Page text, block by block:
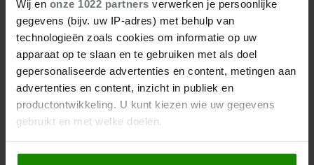
Wij en onze 1022 partners verwerken je persoonlijke
gegevens (bijv. uw IP-adres) met behulp van
technologieën zoals cookies om informatie op uw
apparaat op te slaan en te gebruiken met als doel
gepersonaliseerde advertenties en content, metingen aan
advertenties en content, inzicht in publiek en
productontwikkeling. U kunt kiezen wie uw gegevens
gebruikt en met welke doelen.
Als u het toestaat, willen we ook graag:
Lavendel snoeien: zo wordt
jouw lavendel dé
blikvanger van de straat
Met deze 2 extra’s wordt je
die je ooit hebt geproefd